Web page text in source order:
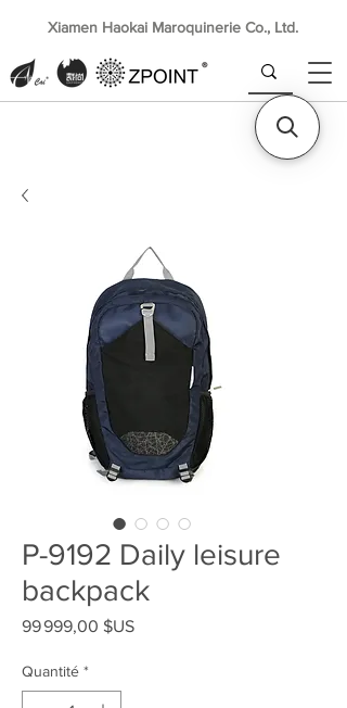
Xiamen Haokai Maroquinerie Co., Ltd.
P-9192 Daily leisure
backpack
99 999,00 $USPrix
Quantité *